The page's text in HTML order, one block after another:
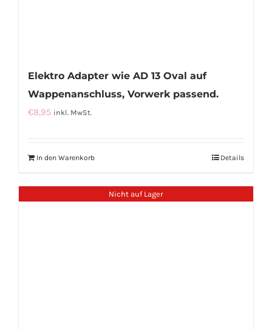
Elektro Adapter wie AD 13 Oval auf
Wappenanschluss, Vorwerk passend.
€8,95 inkl. MwSt.
In den Warenkorb Details
Nicht auf Lager